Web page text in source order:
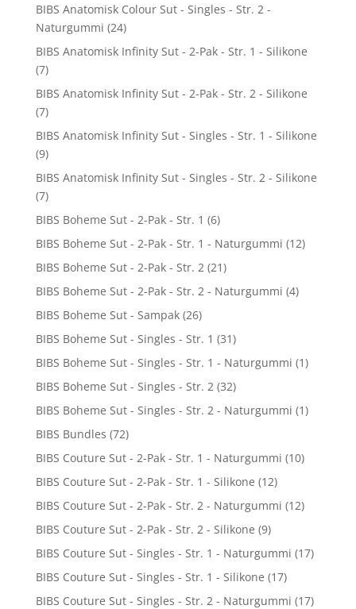
BIBS Anatomisk Colour Sut - Singles - Str. 2 -
Naturgummi (24)
BIBS Anatomisk Infinity Sut - 2-Pak - Str. 1 - Silikone
(7)
BIBS Anatomisk Infinity Sut - 2-Pak - Str. 2 - Silikone
(7)
BIBS Anatomisk Infinity Sut - Singles - Str. 1 - Silikone
(9)
BIBS Anatomisk Infinity Sut - Singles - Str. 2 - Silikone
(7)
BIBS Boheme Sut - 2-Pak - Str. 1 (6)
BIBS Boheme Sut - 2-Pak - Str. 1 - Naturgummi (12)
BIBS Boheme Sut - 2-Pak - Str. 2 (21)
BIBS Boheme Sut - 2-Pak - Str. 2 - Naturgummi (4)
BIBS Boheme Sut - Sampak (26)
BIBS Boheme Sut - Singles - Str. 1 (31)
BIBS Boheme Sut - Singles - Str. 1 - Naturgummi (1)
BIBS Boheme Sut - Singles - Str. 2 (32)
BIBS Boheme Sut - Singles - Str. 2 - Naturgummi (1)
BIBS Bundles (72)
BIBS Couture Sut - 2-Pak - Str. 1 - Naturgummi (10)
BIBS Couture Sut - 2-Pak - Str. 1 - Silikone (12)
BIBS Couture Sut - 2-Pak - Str. 2 - Naturgummi (12)
BIBS Couture Sut - 2-Pak - Str. 2 - Silikone (9)
BIBS Couture Sut - Singles - Str. 1 - Naturgummi (17)
BIBS Couture Sut - Singles - Str. 1 - Silikone (17)
BIBS Couture Sut - Singles - Str. 2 - Naturgummi (17)